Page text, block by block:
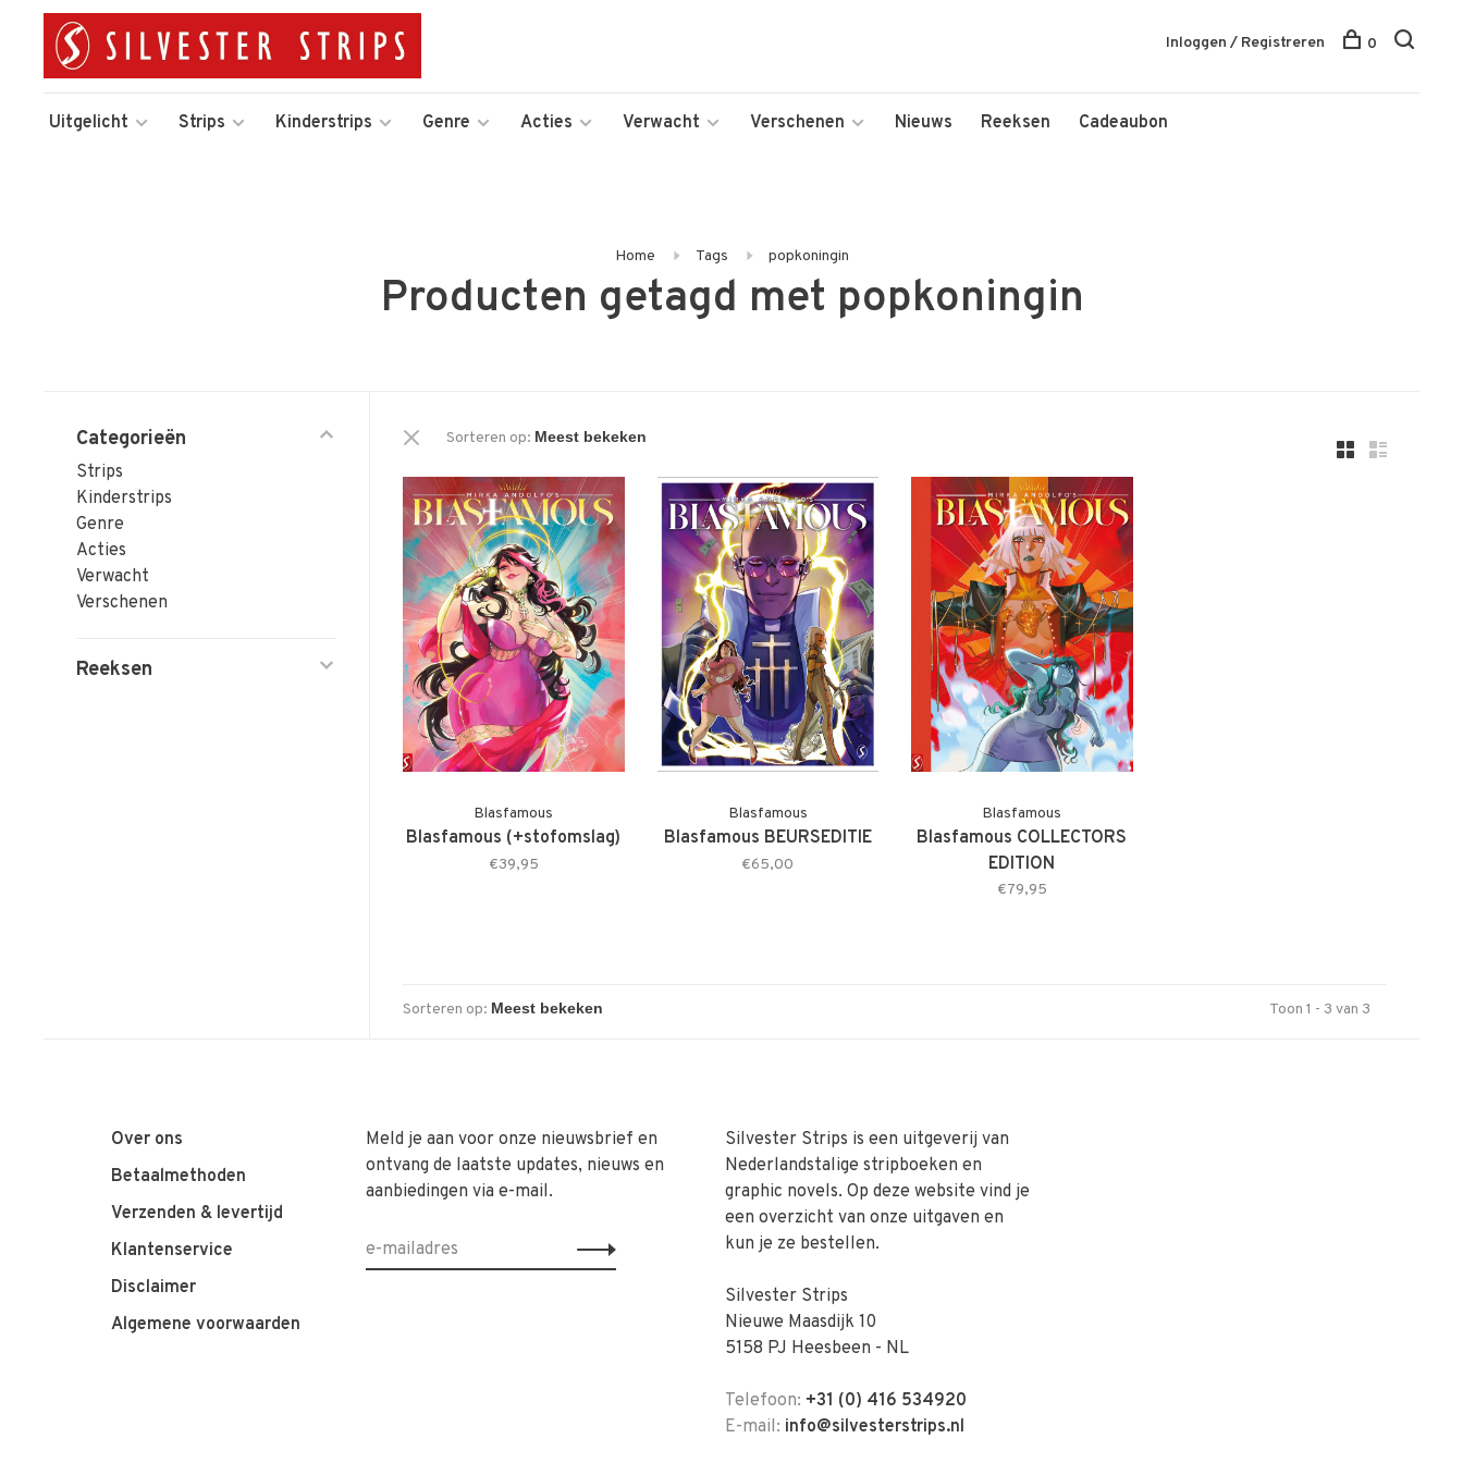
Uitgelicht Strips Kinderstrips Genre Acties Verwacht Verschenen Nieuws Reeksen Cadeaubon
Inloggen / Registreren 0
Home Tags popkoningin
Producten getagd met popkoningin
Categorieën
Strips
Kinderstrips
Genre
Acties
Verwacht
Verschenen
Reeksen
Sorteren op:
Blasfamous
Blasfamous (+stofomslag)
€39,95
Blasfamous
Blasfamous BEURSEDITIE
€65,00
Blasfamous
Blasfamous COLLECTORS
EDITION
€79,95
Sorteren op: Toon 1 - 3 van 3
Over ons
Betaalmethoden
Verzenden & levertijd
Klantenservice
Disclaimer
Algemene voorwaarden
Meld je aan voor onze nieuwsbrief en
ontvang de laatste updates, nieuws en
aanbiedingen via e-mail.
Silvester Strips is een uitgeverij van
Nederlandstalige stripboeken en
graphic novels. Op deze website vind je
een overzicht van onze uitgaven en
kun je ze bestellen.
Silvester Strips
Nieuwe Maasdijk 10
5158 PJ Heesbeen - NL
Telefoon: +31 (0) 416 534920
E-mail: info@silvesterstrips.nl